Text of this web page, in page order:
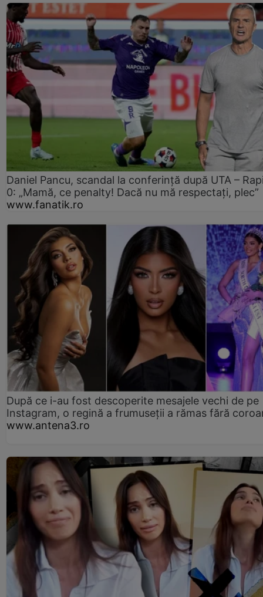
Daniel Pancu, scandal la conferință după UTA –
0: „Mamă, ce penalty! Dacă nu mă respectați, plec”
www.fanatik.ro
După ce i-au fost descoperite mesajele vechi de pe
Instagram, o regină a frumuseții a rămas fără
www.antena3.ro